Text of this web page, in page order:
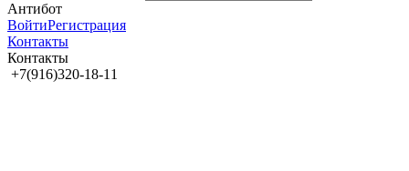
Антибот
ВойтиРегистрация
Контакты
Контакты
+7(916)320-18-11